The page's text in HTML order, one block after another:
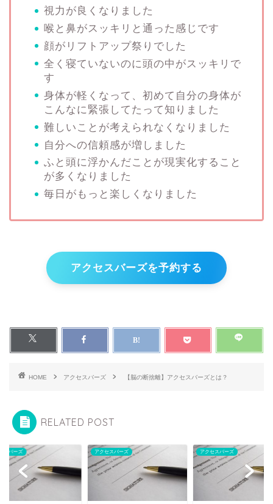
視力が良くなりました
喉と鼻がスッキリと通った感じです
顔がリフトアップ祭りでした
全く寝ていないのに頭の中がスッキリで
す
身体が軽くなって、初めて自分の身体が
こんなに緊張してたって知りました
難しいことが考えられなくなりました
自分への信頼感が増しました
ふと頭に浮かんだことが現実化すること
が多くなりました
毎日がもっと楽しくなりました
アクセスバーズを予約する
HOME アクセスバーズ 【脳の断捨離】アクセスバーズとは？
RELATED POST
スバーズ アクセスバーズ アクセスバーズ